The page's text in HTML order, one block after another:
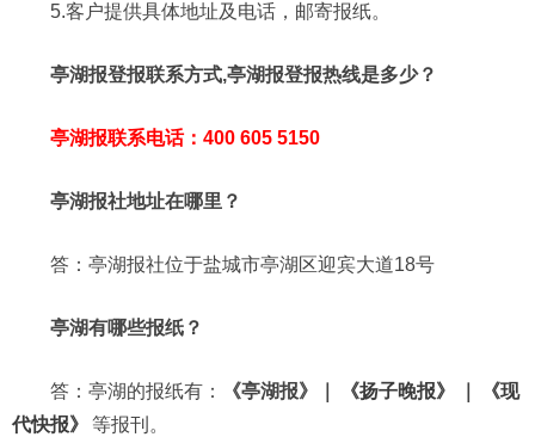
5.客户提供具体地址及电话，邮寄报纸。
亭湖报登报联系方式,亭湖报登报热线是多少？
亭湖报联系电话：400 605 5150
亭湖报社地址在哪里？
答：亭湖报社位于盐城市亭湖区迎宾大道18号
亭湖有哪些报纸？
答：亭湖的报纸有： 《亭湖报》｜ 《扬子晚报》
《现
代快报》
等报刊。